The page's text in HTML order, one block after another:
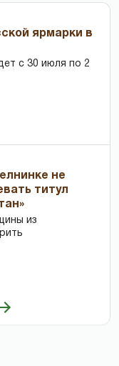
ярмарки в
с 30 июля по 2
не
титул
из